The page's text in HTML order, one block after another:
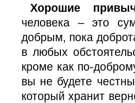
Хорошие
человека – это
добрым, пока
в любых
кроме как по-
вы не будете
который хранит